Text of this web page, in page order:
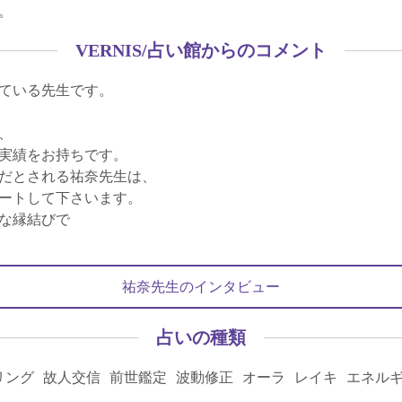
VERNIS/占い館からのコメント
いる先生です。
績をお持ちです。
とされる祐奈先生は、
トして下さいます。
縁結びで
祐奈先生のインタビュー
占いの種類
グ 故人交信 前世鑑定 波動修正 オーラ レイキ エネル